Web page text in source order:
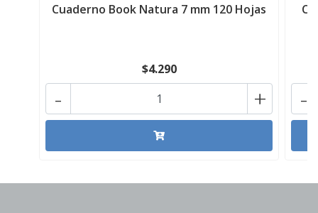
Cuaderno Book Natura 7 mm 120 Hojas
$4.290
+
- -